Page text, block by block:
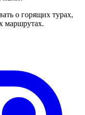
о горящих турах,
маршрутах.